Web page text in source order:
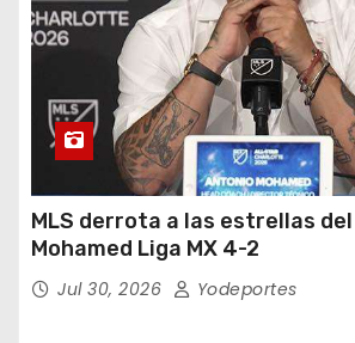
MLS derrota a las estrellas
Mohamed Liga MX 4-2
Jul 30, 2026 Yodeportes